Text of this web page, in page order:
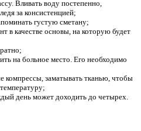
Вливать воду постепенно,
за консистенцией;
густую сметану;
в качестве основы, на которую будет
на больное место. Его необходимо
компрессы, заматывать тканью, чтобы
день может доходить до четырех.